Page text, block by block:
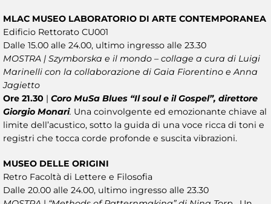
MLAC MUSEO LABORATORIO DI ARTE CONTEMPORANEA
Edificio Rettorato CU001
Dalle 15.00 alle 24.00, ultimo ingresso alle 23.30
MOSTRA | Szymborska e il mondo – collage a cura di Luigi
Marinelli con la collaborazione di Gaia Fiorentino e Anna
Jagietto
Ore 21.30 | Coro MuSa Blues “Il soul e il Gospel”, direttore
Giorgio Monari. Una coinvolgente ed emozionante chiave al
limite dell’acustico, sotto la guida di una voce ricca di toni e
registri che tocca corde profonde e suscita vibrazioni.
MUSEO DELLE ORIGINI
Retro Facoltà di Lettere e Filosofia
Dalle 20.00 alle 24.00, ultimo ingresso alle 23.30